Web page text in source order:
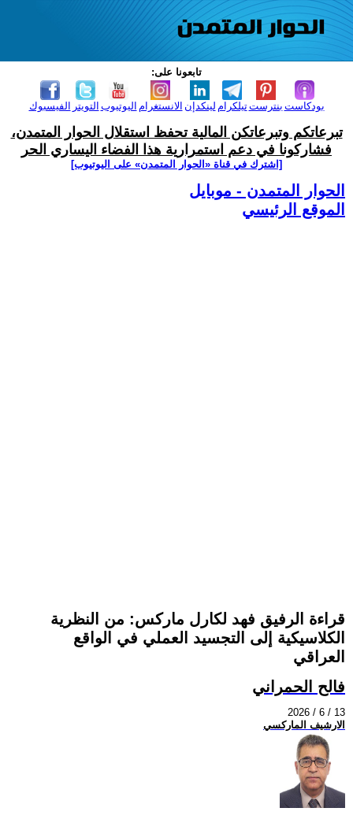
تابعونا على:
الفيسبوك التويتر اليوتيوب الانستغرام لينكدإن تيلكرامبنترست بودكاست
تبرعاتكم وتبرعاتكن المالية تحفظ استقلال الحوار المتمدن،
فشاركونا في دعم استمرارية هذا الفضاء اليساري الحر
[اشترك في قناة ‫«الحوار المتمدن» على اليوتيوب]
الحوار المتمدن - موبايل
الموقع الرئيسي
قراءة الرفيق فهد لكارل ماركس: من النظرية
الكلاسيكية إلى التجسيد العملي في الواقع
العراقي
فالح الحمراني
2026 / 6 / 13
الارشيف الماركسي